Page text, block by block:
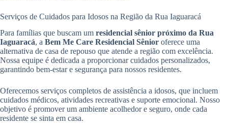
Serviços de Cuidados para Idosos na Região da Rua Iaguaracá
Para famílias que buscam um residencial sênior próximo da Rua
Iaguaracá, a Bem Me Care Residencial Sênior oferece uma
alternativa de casa de repouso que atende a região com excelência.
Nossa equipe é dedicada a proporcionar cuidados personalizados,
garantindo bem-estar e segurança para nossos residentes.
Oferecemos serviços completos de assistência a idosos, que incluem
cuidados médicos, atividades recreativas e suporte emocional. Nosso
objetivo é promover um ambiente acolhedor e seguro, onde cada
residente se sinta em casa.